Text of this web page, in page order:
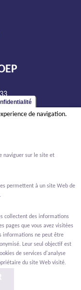
de navigation.
naviguer sur le site et
permettent à un site Web de
collectent des informations
pages que vous avez visitées
informations ne peut être
Leur seul objectif est
de services d'analyse
du site Web visité.